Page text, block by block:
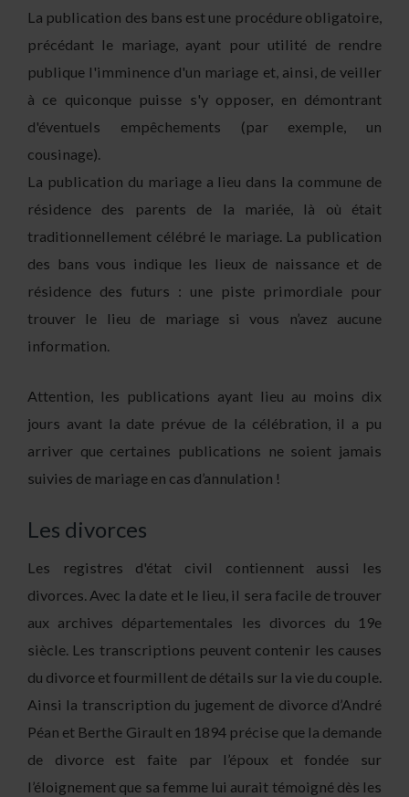
La publication des bans est une procédure obligatoire,
précédant le mariage, ayant pour utilité de rendre
publique l'imminence d'un mariage et, ainsi, de veiller
à ce quiconque puisse s'y opposer, en démontrant
d'éventuels empêchements (par exemple, un
cousinage).
La publication du mariage a lieu dans la commune de
résidence des parents de la mariée, là où était
traditionnellement célébré le mariage. La publication
des bans vous indique les lieux de naissance et de
résidence des futurs : une piste primordiale pour
trouver le lieu de mariage si vous n’avez aucune
information.
Attention, les publications ayant lieu au moins dix
jours avant la date prévue de la célébration, il a pu
arriver que certaines publications ne soient jamais
suivies de mariage en cas d’annulation !
Les divorces
Les registres d'état civil contiennent aussi les
divorces. Avec la date et le lieu, il sera facile de trouver
aux archives départementales les divorces du 19e
siècle. Les transcriptions peuvent contenir les causes
du divorce et fourmillent de détails sur la vie du couple.
Ainsi la transcription du jugement de divorce d’André
Péan et Berthe Girault en 1894 précise que la demande
de divorce est faite par l’époux et fondée sur
l’éloignement que sa femme lui aurait témoigné dès les